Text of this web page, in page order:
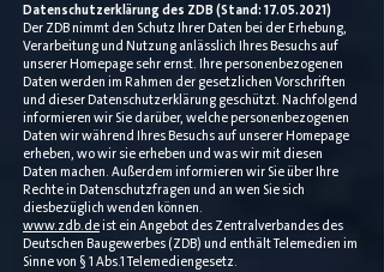
Datenschutzerklärung des ZDB (Stand: 17.05.2021)
Der ZDB nimmt den Schutz Ihrer Daten bei der Erhebung,
Verarbeitung und Nutzung anlässlich Ihres Besuchs auf
unserer Homepage sehr ernst. Ihre personenbezogenen
Daten werden im Rahmen der gesetzlichen Vorschriften
und dieser Datenschutzerklärung geschützt. Nachfolgend
informieren wir Sie darüber, welche personenbezogenen
Daten wir während Ihres Besuchs auf unserer Homepage
erheben, wo wir sie erheben und was wir mit diesen
Daten machen. Außerdem informieren wir Sie über Ihre
Rechte in Datenschutzfragen und an wen Sie sich
diesbezüglich wenden können.
www.zdb.de ist ein Angebot des Zentralverbandes des
Deutschen Baugewerbes (ZDB) und enthält Telemedien im
Sinne von § 1 Abs.1 Telemediengesetz.